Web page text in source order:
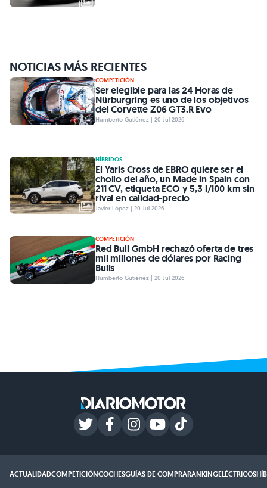
NOTICIAS MÁS RECIENTES
COMPETICIÓN
Ser elegible para las 24 Horas de
Nürburgring es uno de los objetivos
del Corvette Z06 GT3.R Evo
Humberto Gutiérrez | 20 Jul 2026
HÍBRIDOS
El Yaris Cross de EBRO quiere ser el
chollo del año, un Made in Spain con
211 CV, etiqueta ECO y 5,3 l/100 km sin
rival en calidad-precio
Javier López | 20 Jul 2026
COMPETICIÓN
Red Bull GmbH rechazó oferta de tres
mil millones de dólares por Racing
Bulls
Humberto Gutiérrez | 20 Jul 2026
ACTUALIDADCOMPETICIÓNCOCHESGUÍAS DE COMPRARANKINGELÉCTRICOS